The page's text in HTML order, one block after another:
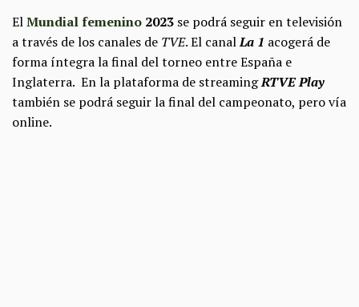
ElMundial femenino 2023 se podrá seguir en televisión
a través de los canales de TVE. El canalLa 1 acogerá de
forma íntegra la final del torneo entre España e
Inglaterra. En la plataforma de streamingRTVE Play
también se podrá seguir la final del campeonato, pero vía
online.